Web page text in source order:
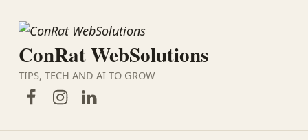
ConRat WebSolutions
TIPS, TECH AND AI TO GROW
Facebook
Instagram
LinkedIn